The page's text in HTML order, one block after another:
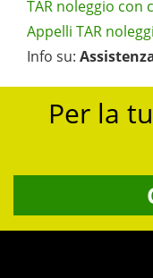
TAR noleggio con
Appelli TAR
Info su:
Per la